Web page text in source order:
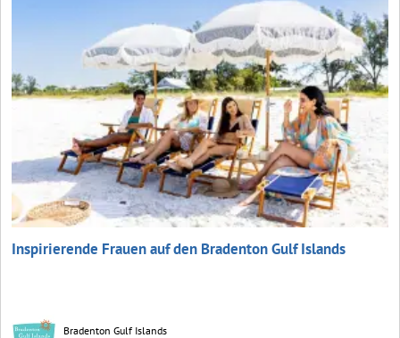
Inspirierende Frauen auf den Bradenton Gulf Islands
Bradenton Gulf Islands